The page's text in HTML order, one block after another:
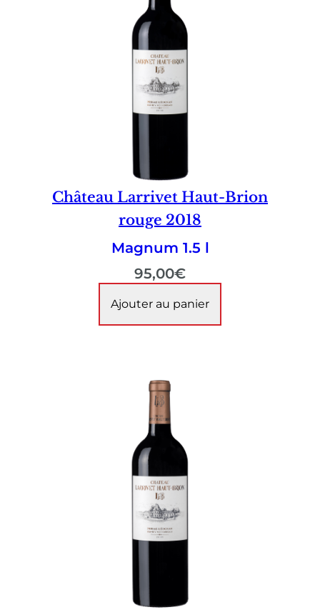
Château Larrivet Haut-Brion
rouge 2018
Magnum 1.5 l
95,00€
Ajouter au panier